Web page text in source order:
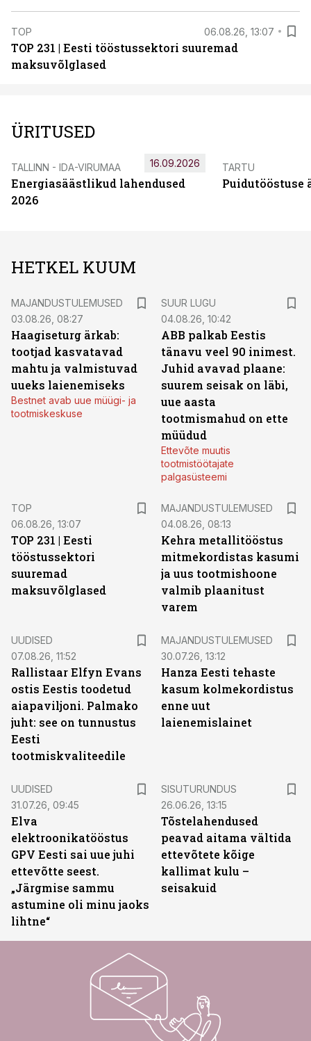
TOP 06.08.26, 13:07
TOP 231 | Eesti tööstussektori suuremad
maksuvõlglased
ÜRITUSED
TALLINN - IDA-VIRUMAA
Energiasäästlikud lahendused
2026
16.09.2026 TARTU
Puidutööstuse
HETKEL KUUM
MAJANDUSTULEMUSED
03.08.26, 08:27
Haagiseturg ärkab:
tootjad kasvatavad
mahtu ja valmistuvad
uueks laienemiseks
Bestnet avab uue müügi- ja
tootmiskeskuse
SUUR LUGU
04.08.26, 10:42
ABB palkab Eestis
tänavu veel 90 inimest.
Juhid avavad plaane:
suurem seisak on läbi,
uue aasta
tootmismahud on ette
müüdud
Ettevõte muutis
tootmistöötajate
palgasüsteemi
TOP
06.08.26, 13:07
TOP 231 | Eesti
tööstussektori
suuremad
maksuvõlglased
MAJANDUSTULEMUSED
04.08.26, 08:13
Kehra metallitööstus
mitmekordistas kasumi
ja uus tootmishoone
valmib plaanitust
varem
UUDISED
07.08.26, 11:52
Rallistaar Elfyn Evans
ostis Eestis toodetud
aiapaviljoni. Palmako
juht: see on tunnustus
Eesti
tootmiskvaliteedile
MAJANDUSTULEMUSED
30.07.26, 13:12
Hanza Eesti tehaste
kasum kolmekordistus
enne uut
laienemislainet
UUDISED
31.07.26, 09:45
Elva
elektroonikatööstus
GPV Eesti sai uue juhi
ettevõtte seest.
„Järgmise sammu
astumine oli minu jaoks
lihtne“
SISUTURUNDUS
26.06.26, 13:15
Tõstelahendused
peavad aitama vältida
ettevõtete kõige
kallimat kulu –
seisakuid